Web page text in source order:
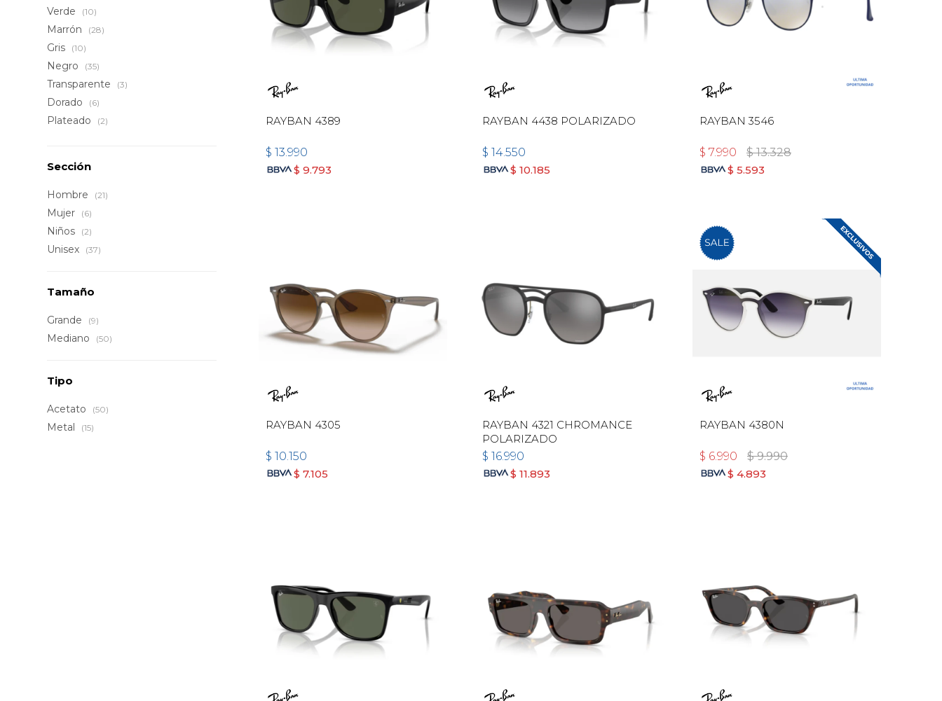
RAYBAN 4389
$ 13.990
$ 9.793
RAYBAN 4438 POLARIZADO
$ 14.550
$ 10.185
RAYBAN 3546
$ 7.990 $ 13.328
$ 5.593
RAYBAN 4305
$ 10.150
$ 7.105
RAYBAN 4321 CHROMANCE
POLARIZADO
$ 16.990
$ 11.893
RAYBAN 4380N
$ 6.990 $ 9.990
$ 4.893
Verde (10)
Marrón (28)
Gris (10)
Negro (35)
Transparente (3)
Dorado (6)
Plateado (2)
Sección
Hombre (21)
Mujer (6)
Niños (2)
Unisex (37)
Tamaño
Grande (9)
Mediano (50)
Tipo
Acetato (50)
Metal (15)